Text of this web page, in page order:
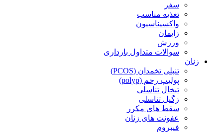
سفر
تغذیه مناسب
واکسیناسیون
زایمان
ورزش
سوالات متداول بارداری
زنان
تنبلی تخمدان (PCOS)
پولیپ رحم (polyp)
تبخال تناسلی
زگیل تناسلی
سقط های مکرر
عفونت های زنان
فیبروم